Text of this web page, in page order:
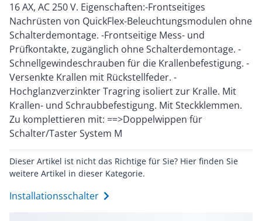
16 AX, AC 250 V. Eigenschaften:-Frontseitiges
Nachrüsten von QuickFlex-Beleuchtungsmodulen ohne
Schalterdemontage. -Frontseitige Mess- und
Prüfkontakte, zugänglich ohne Schalterdemontage. -
Schnellgewindeschrauben für die Krallenbefestigung. -
Versenkte Krallen mit Rückstellfeder. -
Hochglanzverzinkter Tragring isoliert zur Kralle. Mit
Krallen- und Schraubbefestigung. Mit Steckklemmen.
Zu komplettieren mit: ==>Doppelwippen für
Schalter/Taster System M
Dieser Artikel ist nicht das Richtige für Sie? Hier finden Sie
weitere Artikel in dieser Kategorie.
Installationsschalter